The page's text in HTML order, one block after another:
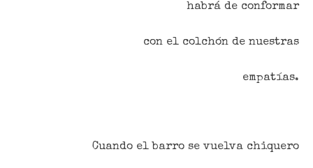
habrá de conformar
con el colchón de nuestras
empatías.
Cuando el barro se vuelva chiquero